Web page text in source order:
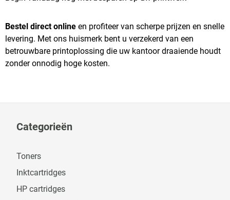
Bestel direct online en profiteer van scherpe prijzen en snelle
levering. Met ons huismerk bent u verzekerd van een
betrouwbare printoplossing die uw kantoor draaiende houdt
zonder onnodig hoge kosten.
Categorieën
Toners
Inktcartridges
HP cartridges